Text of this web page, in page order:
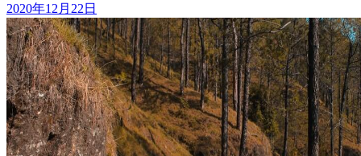
2020年12月22日